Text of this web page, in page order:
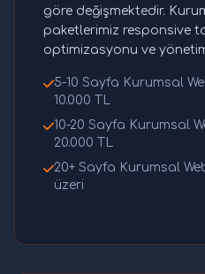
göre değişmektedir.
paketlerimiz responsive
optimizasyonu ve
5-10 Sayfa Kurumsal
10.000 TL
10-20 Sayfa Kurumsal
20.000 TL
20+ Sayfa Kurumsal
üzeri